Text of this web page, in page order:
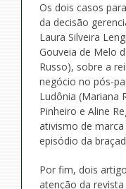
Os dois casos
da decisão
Laura Silveira
Gouveia de Melo
Russo), sobre a
negócio no pós-
Ludônia (Mariana
Pinheiro e Aline
ativismo de
episódio da
Por fim, dois
atenção da